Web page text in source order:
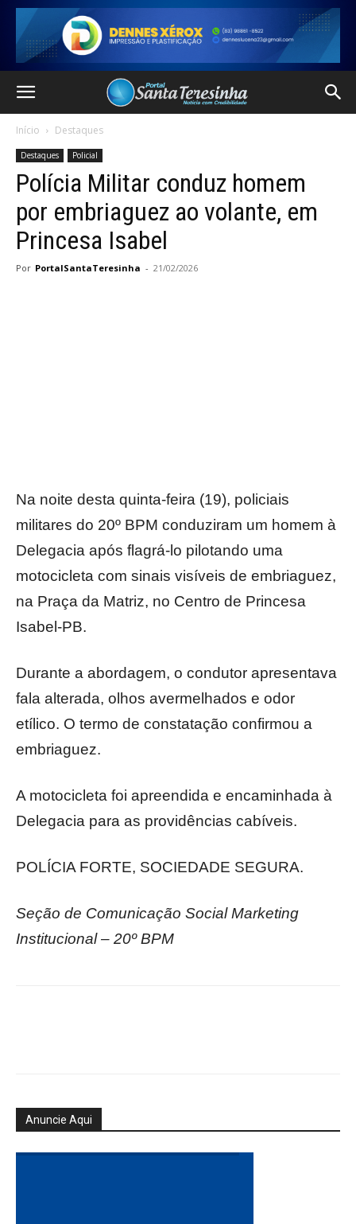
Início Destaques
Destaques Policial
Polícia Militar conduz homem
por embriaguez ao volante, em
Princesa Isabel
Por PortalSantaTeresinha - 21/02/2026
Na noite desta quinta-feira (19), policiais
militares do 20º BPM conduziram um homem à
Delegacia após flagrá-lo pilotando uma
motocicleta com sinais visíveis de embriaguez,
na Praça da Matriz, no Centro de Princesa
Isabel-PB.
Durante a abordagem, o condutor apresentava
fala alterada, olhos avermelhados e odor
etílico. O termo de constatação confirmou a
embriaguez.
A motocicleta foi apreendida e encaminhada à
Delegacia para as providências cabíveis.
POLÍCIA FORTE, SOCIEDADE SEGURA.
Seção de Comunicação Social Marketing
Institucional – 20º BPM
Anuncie Aqui